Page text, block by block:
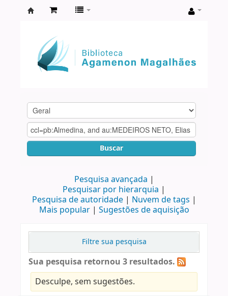
Agamenon
Magalhães
Buscar
Pesquisa avançada
Pesquisar por hierarquia
Pesquisa de autoridade
Nuvem de tags
Mais popular
Sugestões de aquisição
Filtre sua pesquisa
Sua pesquisa retornou 3 resultados.
Desculpe, sem sugestões.